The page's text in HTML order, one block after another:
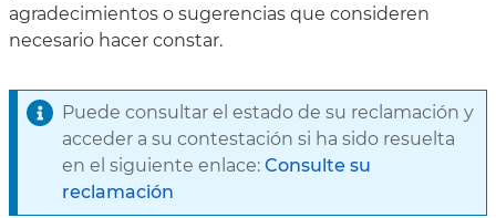
agradecimientos o sugerencias que consideren
necesario hacer constar.
Puede consultar el estado de su reclamación y
acceder a su contestación si ha sido resuelta
en el siguiente enlace: Consulte su
reclamación